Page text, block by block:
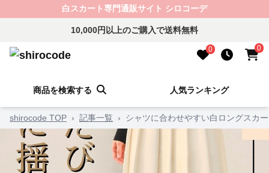
白スカート専門通販サイト シロコーデ
10,000円以上のご購入で送料無料
0 0
商品を検索する 人気ランキング
shirocode TOP › 記事一覧 › シャツに合わせやすい白ロングスカ